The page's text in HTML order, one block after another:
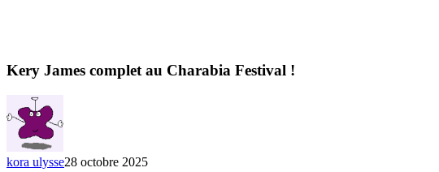
Kery James complet au Charabia Festival !
kora ulysse28 octobre 2025